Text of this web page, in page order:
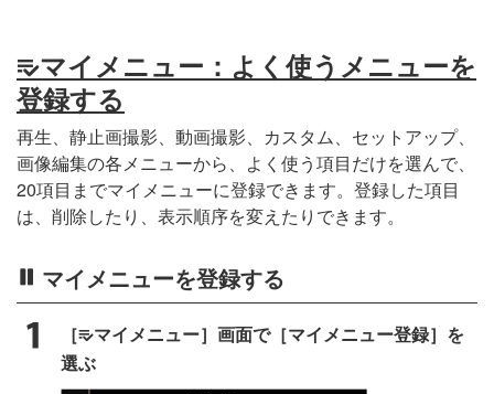
Oマイメニュー：よく使うメニューを
登録する
再生、静止画撮影、動画撮影、カスタム、セットアップ、
画像編集の各メニューから、よく使う項目だけを選んで、
20項目までマイメニューに登録できます。登録した項目
は、削除したり、表示順序を変えたりできます。
マイメニューを登録する
［Oマイメニュー］画面で［マイメニュー登録］を
選ぶ